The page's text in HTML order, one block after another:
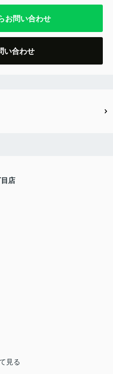
お問い合わせ
い合わせ
店
見る